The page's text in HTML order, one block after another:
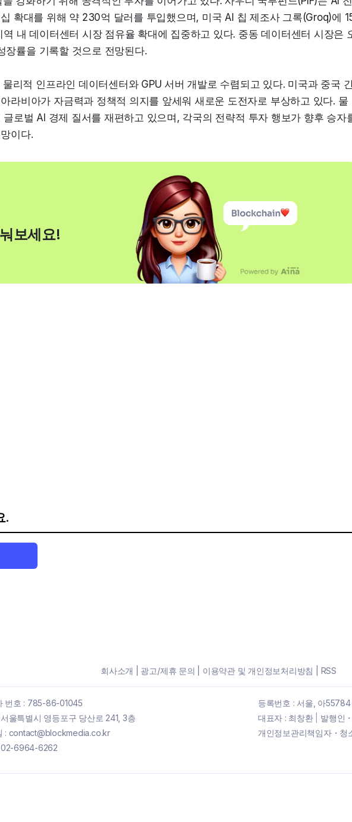
확대를 위해 약 230억 달러를 투입했으며, 미국 AI 칩 제조사 그록(Groq)에
내 데이터센터 시장 점유율 확대에 집중하고 있다. 중동 데이터센터 시장은
률을 기록할 것으로 전망된다.
리적 인프라인 데이터센터와 GPU 서버 개발로 수렴되고 있다. 미국과 중국
라비아가 자금력과 정책적 의지를 앞세워 새로운 도전자로 부상하고 있다. 물
로벌 AI 경제 질서를 재편하고 있으며, 각국의 전략적 투자 행보가 향후 승자
이다.
보세요!
.
회사소개 광고/제휴 문의 이용약관 및 개인정보처리방침 RSS
번호 : 785-86-01045 등록번호 : 서울, 아55784
울특별시 영등포구 당산로 241, 3층
대표자 : 최창환| 발행인
: contact@blockmedia.co.kr
개인정보관리책임자・청
02-6964-6262